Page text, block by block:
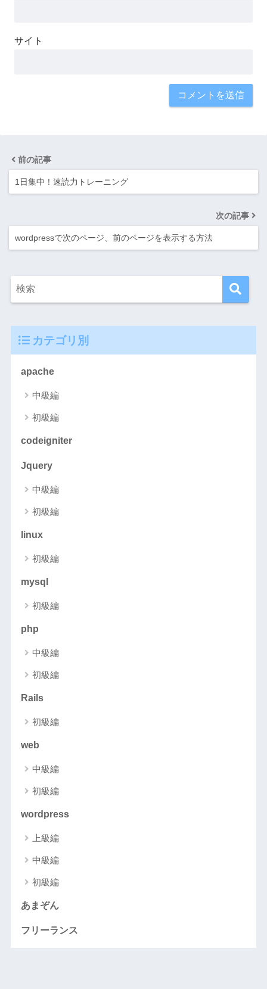
サイト
前の記事
1日集中！速読力トレーニング
次の記事
wordpressで次のページ、前のページを表示する方法
カテゴリ別
apache
中級編
初級編
codeigniter
Jquery
中級編
初級編
linux
初級編
mysql
初級編
php
中級編
初級編
Rails
初級編
web
中級編
初級編
wordpress
上級編
中級編
初級編
あまぞん
フリーランス